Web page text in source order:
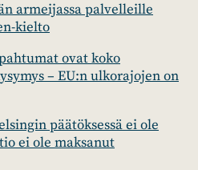
armeijassa palvelleille
kielto
ovat koko
– EU:n ulkorajojen on
päätöksessä ei ole
ei ole maksanut